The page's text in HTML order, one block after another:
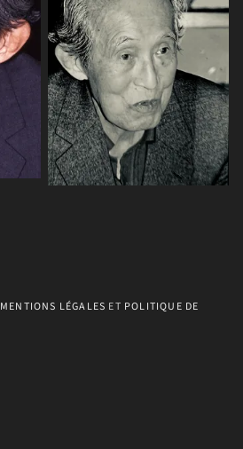
MENTIONS LÉGALES ET POLITIQUE DE